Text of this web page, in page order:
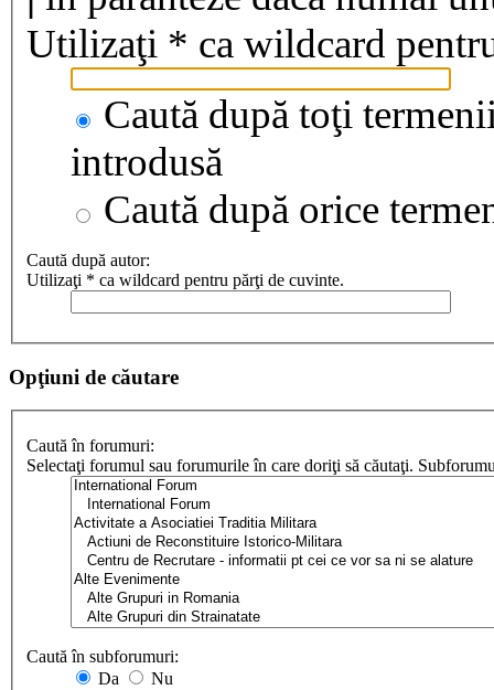
Utilizaţi * ca wildcard
Caută după toţi
introdusă
Caută după orice
Caută după autor:
Utilizaţi * ca wildcard pentru părţi de cuvinte.
Opţiuni de căutare
Caută în forumuri:
Selectaţi forumul sau forumurile în care doriţi să căutaţi.
Caută în subforumuri:
Da
Nu